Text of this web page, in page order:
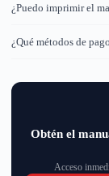
¿Puedo imprimir el
¿Qué métodos de
Obtén el
Acceso